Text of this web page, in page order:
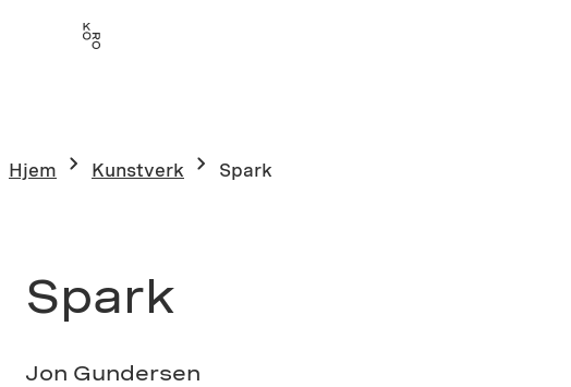
Hjem Kunstverk Spark
Spark
Jon Gundersen